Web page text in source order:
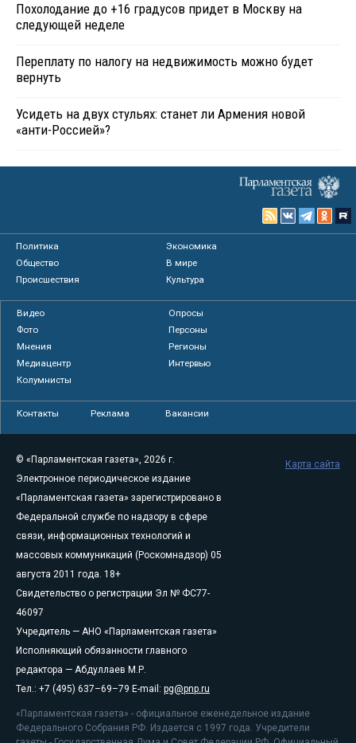
Похолодание до +16 градусов придет в Москву на
следующей неделе
Переплату по налогу на недвижимость можно будет
вернуть
Усидеть на двух стульях: станет ли Армения новой
«анти-Россией»?
Политика
Экономика
Общество
В мире
Происшествия
Культура
Видео
Опросы
Фото
Персоны
Мнения
Регионы
Медиацентр
Интервью
Колумнисты
Контакты Реклама Вакансии
© «Парламентская газета», 2026 г.
Электронное периодическое издание
«Парламентская газета» зарегистрировано в
Федеральной службе по надзору в сфере
связи, информационных технологий и
массовых коммуникаций (Роскомнадзор) 05
августа 2011 года. 18+
Свидетельство о регистрации Эл № ФС77-
46097
Учредитель — АНО «Парламентская газета»
Исполняющий обязанности главного
редактора — Абдуллаев М.Р.
Тел.: +7 (495) 637–69–79 E-mail: pg@pnp.ru
«Парламентская газета» - официальное еженедельное издание
Федерального Собрания РФ. Издается с 1997 года. Учредители
Карта сайта